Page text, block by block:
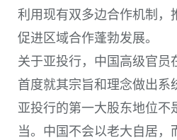
利用现有双多边合作机制，
促进区域合作蓬勃发展。
关于亚投行，中国高级官员
首度就其宗旨和理念做出系
亚投行的第一大股东地位不
当。中国不会以老大自居，